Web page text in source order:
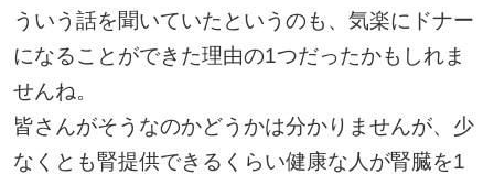
ういう話を聞いていたというのも、気楽にドナー
になることができた理由の1つだったかもしれま
せんね。
皆さんがそうなのかどうかは分かりませんが、少
なくとも腎提供できるくらい健康な人が腎臓を1